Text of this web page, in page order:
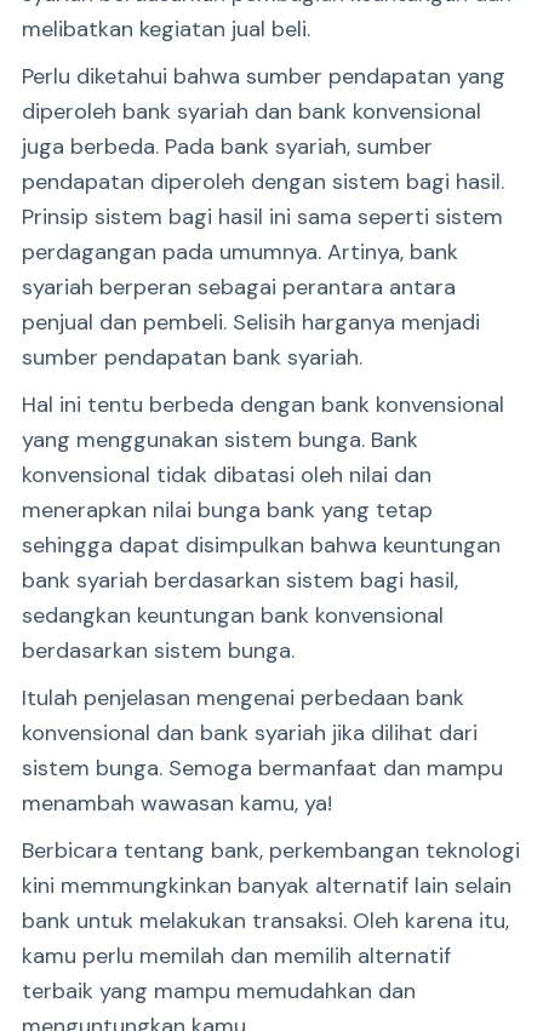
melibatkan kegiatan jual beli.
Perlu diketahui bahwa sumber pendapatan yang
diperoleh bank syariah dan bank konvensional
juga berbeda. Pada bank syariah, sumber
pendapatan diperoleh dengan sistem bagi hasil.
Prinsip sistem bagi hasil ini sama seperti sistem
perdagangan pada umumnya. Artinya, bank
syariah berperan sebagai perantara antara
penjual dan pembeli. Selisih harganya menjadi
sumber pendapatan bank syariah.
Hal ini tentu berbeda dengan bank konvensional
yang menggunakan sistem bunga. Bank
konvensional tidak dibatasi oleh nilai dan
menerapkan nilai bunga bank yang tetap
sehingga dapat disimpulkan bahwa keuntungan
bank syariah berdasarkan sistem bagi hasil,
sedangkan keuntungan bank konvensional
berdasarkan sistem bunga.
Itulah penjelasan mengenai perbedaan bank
konvensional dan bank syariah jika dilihat dari
sistem bunga. Semoga bermanfaat dan mampu
menambah wawasan kamu, ya!
Berbicara tentang bank, perkembangan teknologi
kini memmungkinkan banyak alternatif lain selain
bank untuk melakukan transaksi. Oleh karena itu,
kamu perlu memilah dan memilih alternatif
terbaik yang mampu memudahkan dan